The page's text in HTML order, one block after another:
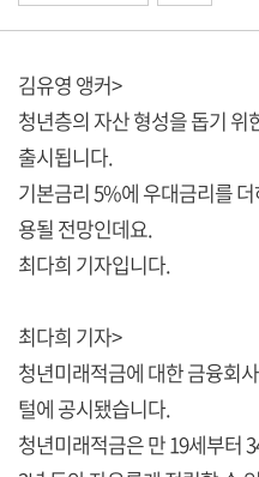
김유영 앵커>
청년층의 자산 형성을 돕기
출시됩니다.
기본금리 5%에 우대금리를
용될 전망인데요.
최다희 기자입니다.
최다희 기자>
청년미래적금에 대한 금융회
털에 공시됐습니다.
청년미래적금은 만 19세부터